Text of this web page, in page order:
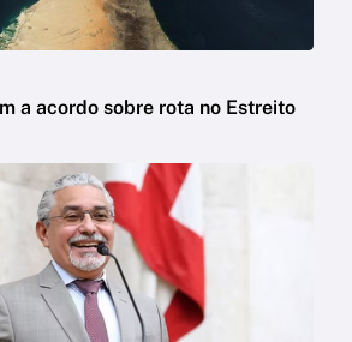
a acordo sobre rota no Estreito